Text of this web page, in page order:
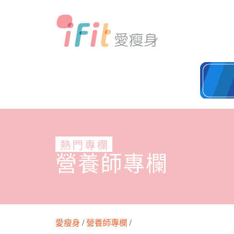
熱門專欄
營養師專欄
愛瘦身 /營養師專欄 /